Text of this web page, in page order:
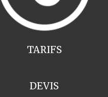
TARIFS
DEVIS